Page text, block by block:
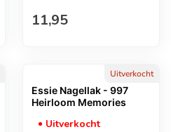
Normale prijs
11,95
Uitverkocht
Essie Nagellak - 997
Heirloom Memories
Uitverkocht